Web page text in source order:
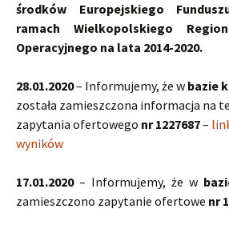
środków Europejskiego
ramach Wielkopolskiego
Operacyjnego na lata 2014-2020.
28.01.2020– Informujemy, że w bazie
została zamieszczona informacja na
zapytania ofertowego nr 1227687–
wyników
17.01.2020– Informujemy, że w
zamieszczono zapytanie ofertowe nr